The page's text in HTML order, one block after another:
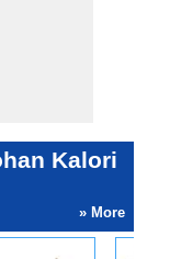
Kalori
» More